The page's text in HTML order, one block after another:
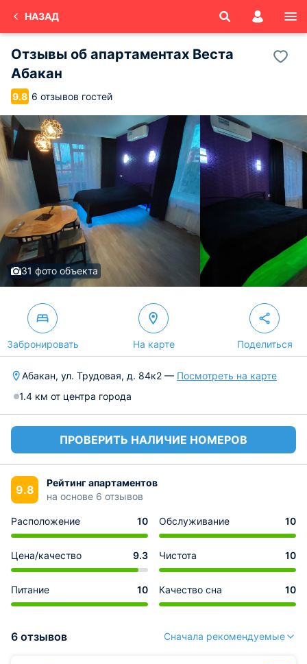
НАЗАД
Отзывы об апартаментах Веста
Абакан
9.8 6 отзывов гостей
31 фото объекта
Забронировать На карте Поделиться
Абакан, ул. Трудовая, д. 84к2 — Посмотреть на карте
1.4 км от центра города
ПРОВЕРИТЬ НАЛИЧИЕ НОМЕРОВ
9.8
Рейтинг апартаментов
на основе 6 отзывов
Расположение 10 Обслуживание 10
Цена/качество 9.3 Чистота 10
Питание 10 Качество сна 10
6 отзывов Сначала рекомендуемые